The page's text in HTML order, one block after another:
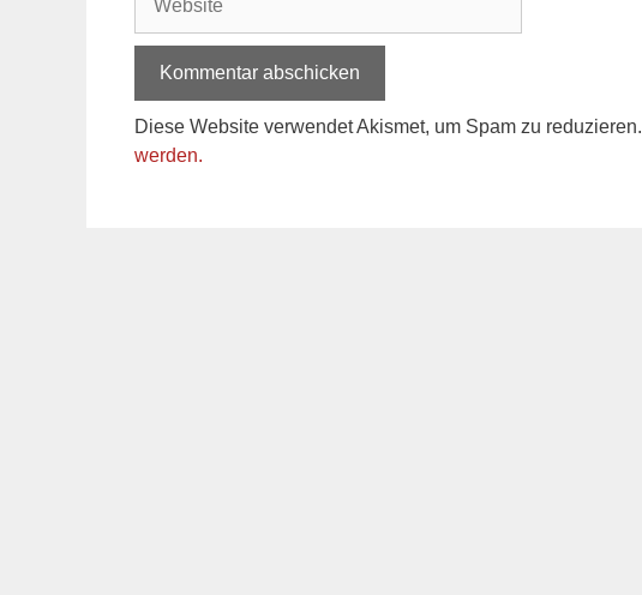
Diese Website verwendet Akismet, um Spam zu reduzieren.
werden.